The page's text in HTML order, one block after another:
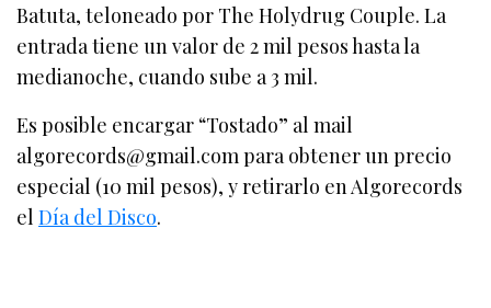
Batuta, teloneado por The Holydrug Couple. La
entrada tiene un valor de 2 mil pesos hasta la
medianoche, cuando sube a 3 mil.
Es posible encargar “Tostado” al mail
algorecords@gmail.com para obtener un precio
especial (10 mil pesos), y retirarlo en Algorecords
elDía del Disco.